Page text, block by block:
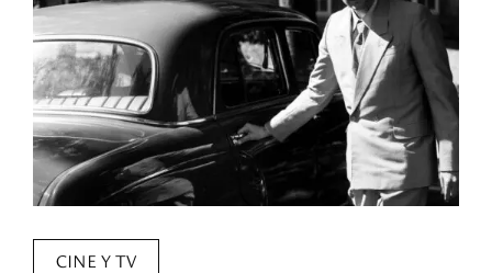
CINE Y TV